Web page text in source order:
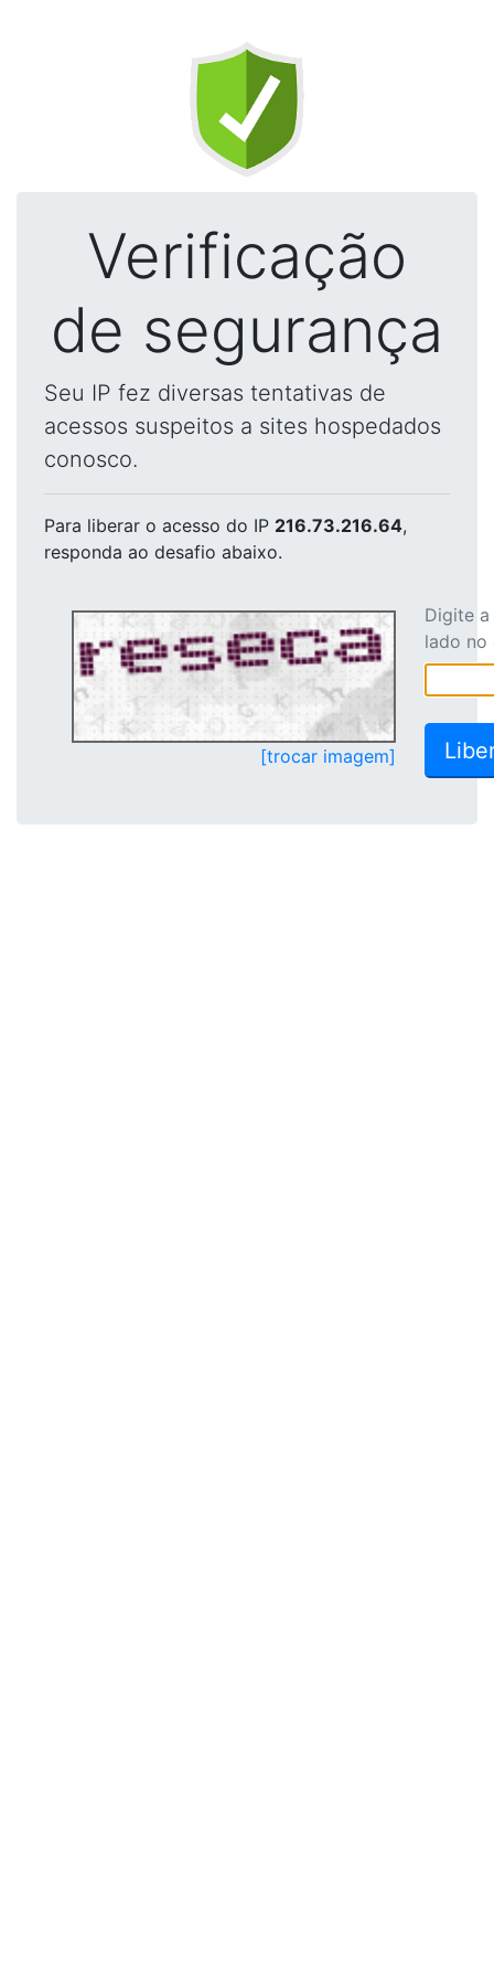
Verificação
de segurança
Seu IP fez diversas tentativas de
acessos suspeitos a sites hospedados
conosco.
Para liberar o acesso do IP 216.73.216.64,
responda ao desafio abaixo.
[trocar imagem]
Digite
lado no